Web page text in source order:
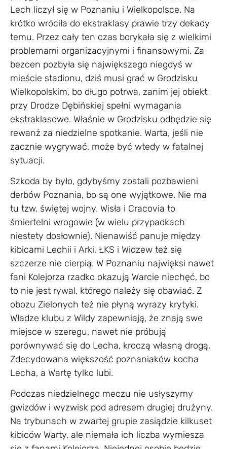
Lech liczył się w Poznaniu i Wielkopolsce. Na
krótko wróciła do ekstraklasy prawie trzy dekady
temu. Przez cały ten czas borykała się z wielkimi
problemami organizacyjnymi i finansowymi. Za
bezcen pozbyła się największego niegdyś w
mieście stadionu, dziś musi grać w Grodzisku
Wielkopolskim, bo długo potrwa, zanim jej obiekt
przy Drodze Dębińskiej spełni wymagania
ekstraklasowe. Właśnie w Grodzisku odbędzie się
rewanż za niedzielne spotkanie. Warta, jeśli nie
zacznie wygrywać, może być wtedy w fatalnej
sytuacji.
Szkoda by było, gdybyśmy zostali pozbawieni
derbów Poznania, bo są one wyjątkowe. Nie ma
tu tzw. świętej wojny. Wisła i Cracovia to
śmiertelni wrogowie (w wielu przypadkach
niestety dosłownie). Nienawiść panuje między
kibicami Lechii i Arki, ŁKS i Widzew też się
szczerze nie cierpią. W Poznaniu najwięksi nawet
fani Kolejorza rzadko okazują Warcie niechęć, bo
to nie jest rywal, którego należy się obawiać. Z
obozu Zielonych też nie płyną wyrazy krytyki.
Władze klubu z Wildy zapewniają, że znają swe
miejsce w szeregu, nawet nie próbują
porównywać się do Lecha, kroczą własną drogą.
Zdecydowana większość poznaniaków kocha
Lecha, a Wartę tylko lubi.
Podczas niedzielnego meczu nie usłyszymy
gwizdów i wyzwisk pod adresem drugiej drużyny.
Na trybunach w zwartej grupie zasiądzie kilkuset
kibiców Warty, ale niemała ich liczba wymiesza